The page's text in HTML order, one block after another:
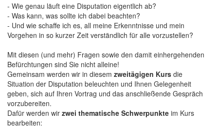
- Wie genau läuft eine Disputation eigentlich ab?
- Was kann, was sollte ich dabei beachten?
- Und wie schaffe ich es, all meine Erkenntnisse und mein
Vorgehen in so kurzer Zeit verständlich für alle vorzustellen?
Mit diesen (und mehr) Fragen sowie den damit einhergehenden
Befürchtungen sind Sie nicht alleine!
Gemeinsam werden wir in diesem zweitägigen Kurs die
Situation der Disputation beleuchten und Ihnen Gelegenheit
geben, sich auf Ihren Vortrag und das anschließende Gespräch
vorzubereiten.
Dafür werden wir zwei thematische Schwerpunkte im Kurs
bearbeiten: